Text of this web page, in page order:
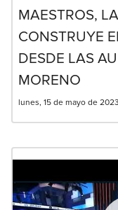
MAESTROS,
CONSTRUYE
DESDE LAS
MORENO
lunes, 15 de mayo de 2023